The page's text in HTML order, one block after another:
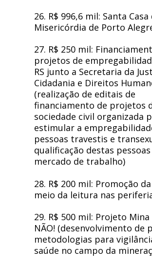
26. R$ 996,6 mil: Santa Casa
Misericórdia de Porto
27. R$ 250 mil:
projetos de
RS junto a Secretaria da
Cidadania e Direitos
(realização de editais de
financiamento de projetos
sociedade civil organizada
estimular a
pessoas travestis e
qualificação destas
mercado de trabalho)
28. R$ 200 mil: Promoção
meio da leitura nas
29. R$ 500 mil: Projeto
NÃO! (desenvolvimento de
metodologias para
saúde no campo da